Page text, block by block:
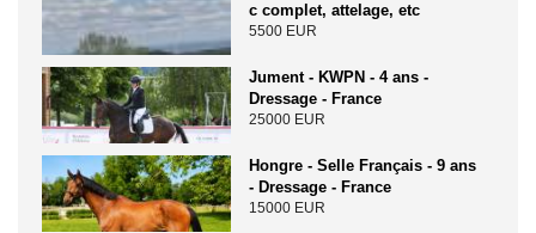
c complet, attelage, etc
5500 EUR
Jument - KWPN - 4 ans -
Dressage - France
25000 EUR
Hongre - Selle Français - 9 ans
- Dressage - France
15000 EUR